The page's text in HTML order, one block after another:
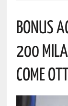
Bonus
200
Come